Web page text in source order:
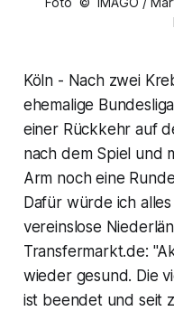
Köln - Nach zwei
ehemalige
einer Rückkehr auf
nach dem Spiel und
Arm noch eine
Dafür würde ich
vereinslose
Transfermarkt.de:
wieder gesund. Die
ist beendet und seit